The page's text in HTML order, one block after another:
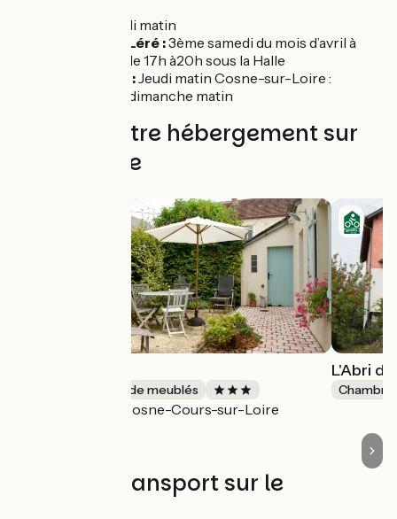
samedi matin
Sury-près-Léré :3ème samedi du mois d’avril à
septembre de 17h à20h sous la Halle
Saint-Satur :Jeudi matin Cosne-sur-Loire :
mercredi et dimanche matin
Trouvez votre hébergement sur
cette étape
Gîtes et locations de meublés
Cosne-Cours-sur-Loire
L'Abri
Trains et transport sur le